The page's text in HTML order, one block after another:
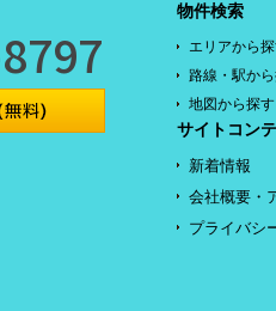
物件検索
エリアから
路線・駅か
地図から探す
サイトコン
新着情報
会社概要・
プライバシ